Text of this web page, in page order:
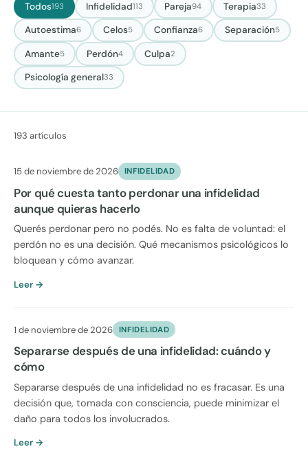
Todos193 Infidelidad113 Pareja94 Terapia33
Autoestima6 Celos5 Confianza6 Separación5
Amante5 Perdón4 Culpa2
Psicología general33
193 artículos
15 de noviembre de 2026 INFIDELIDAD
Por qué cuesta tanto perdonar una infidelidad
aunque quieras hacerlo
Querés perdonar pero no podés. No es falta de voluntad: el
perdón no es una decisión. Qué mecanismos psicológicos lo
bloquean y cómo avanzar.
Leer →
1 de noviembre de 2026 INFIDELIDAD
Separarse después de una infidelidad: cuándo y
cómo
Separarse después de una infidelidad no es fracasar. Es una
decisión que, tomada con consciencia, puede minimizar el
daño para todos los involucrados.
Leer →